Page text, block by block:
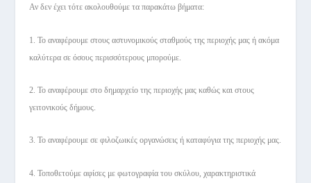
Αν δεν έχει τότε ακολουθούμε τα παρακάτω βήματα:
1. Το αναφέρουμε στους αστυνομικούς σταθμούς της περιοχής μας ή ακόμα
καλύτερα σε όσους περισσότερους μπορούμε.
2. Το αναφέρουμε στο δημαρχείο της περιοχής μας καθώς και στους
γειτονικούς δήμους.
3. Το αναφέρουμε σε φιλοζωικές οργανώσεις ή καταφύγια της περιοχής μας.
4. Τοποθετούμε αφίσες με φωτογραφία του σκύλου, χαρακτηριστικά